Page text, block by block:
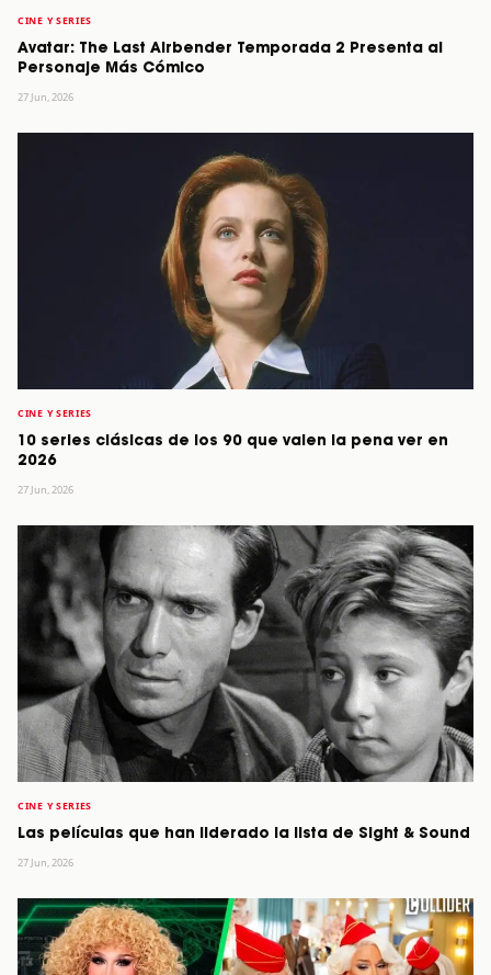
CINE Y SERIES
Avatar: The Last Airbender Temporada 2 Presenta al
Personaje Más Cómico
27 Jun, 2026
CINE Y SERIES
10 series clásicas de los 90 que valen la pena ver en
2026
27 Jun, 2026
CINE Y SERIES
Las películas que han liderado la lista de Sight & Sound
27 Jun, 2026